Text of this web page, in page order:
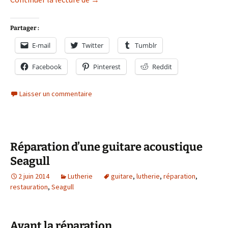
Partager :
E-mail Twitter Tumblr
Facebook Pinterest Reddit
Laisser un commentaire
Réparation d’une guitare acoustique
Seagull
2 juin 2014 Lutherie guitare, lutherie, réparation,
restauration, Seagull